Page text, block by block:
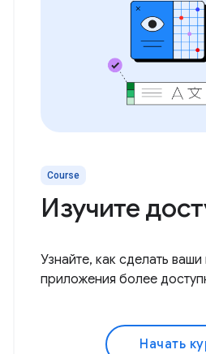
Course
Изучите
Узнайте, как сделать
приложения более
Начать